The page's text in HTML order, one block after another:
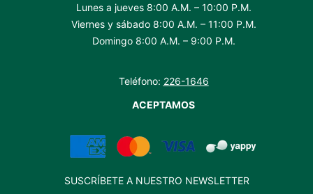
Lunes a jueves 8:00 A.M. – 10:00 P.M.
Viernes y sábado 8:00 A.M. – 11:00 P.M.
Domingo 8:00 A.M. – 9:00 P.M.
Teléfono: 226-1646
ACEPTAMOS
SUSCRÍBETE A NUESTRO NEWSLETTER